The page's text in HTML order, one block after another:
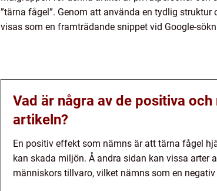
”tärna fågel”. Genom att använda en tydlig
visas som en framträdande snippet vid Google-
Vad är några av de positiva
artikeln?
En positiv effekt som nämns är att tärna fågel
kan skada miljön. Å andra sidan kan vissa arter
människors tillvaro, vilket nämns som en